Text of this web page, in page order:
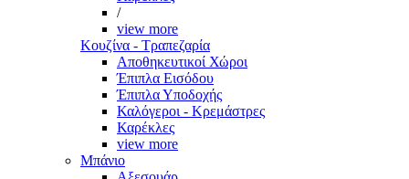
/
view more
Κουζίνα - Τραπεζαρία
Αποθηκευτικοί Χώροι
Έπιπλα Εισόδου
Έπιπλα Υποδοχής
Καλόγεροι - Κρεμάστρες
Καρέκλες
view more
Μπάνιο